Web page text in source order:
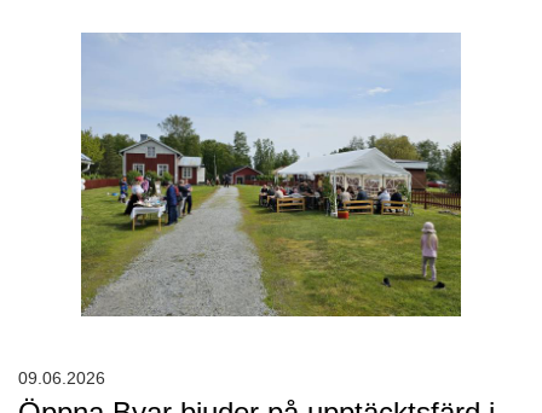
09.06.2026